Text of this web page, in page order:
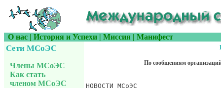
О нас | История и Успехи | Миссия | Манифест
Сети МСоЭС
Члены МСоЭС
Как стать
членом МСоЭС
По сообщениям